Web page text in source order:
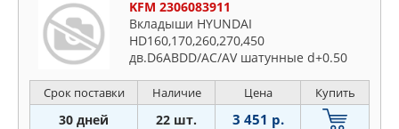
KFM 2306083911
Вкладыши HYUNDAI
HD160,170,260,270,450
дв.D6ABDD/AC/AV шатунные d+0.50
Срок поставки Наличие Цена Купить
30 дней 22 шт. 3 451 р.